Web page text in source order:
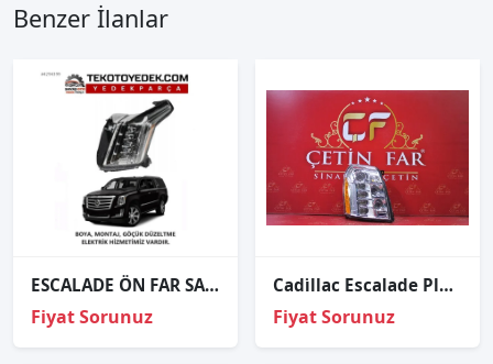
Benzer İlanlar
ESCALADE ÖN FAR SAĞ SOL 2015 VE ÜZERİ / KAMPANYA
Fiyat Sorunuz
Cadi̇llac Escalade Plati̇num Sağ Far Orj Çıkma 25999510
Fiyat Sorunuz